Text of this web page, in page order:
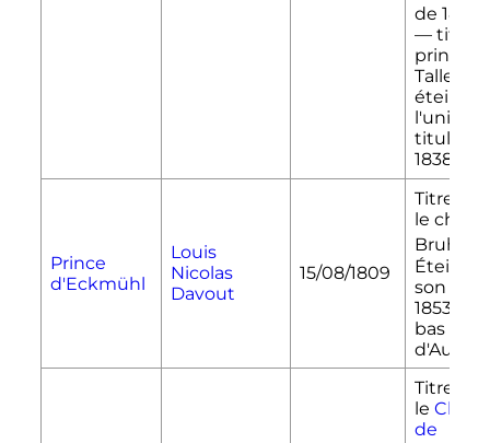
de 1814
— titre
prince
éteint
l'unique
titulaire
1838.
Prince
d'Eckmühl
Louis
Nicolas
Davout
15/08/1809
Titre
le
Bruhl
Éteint
son fils
1853
bas Duc
Titre
le
de